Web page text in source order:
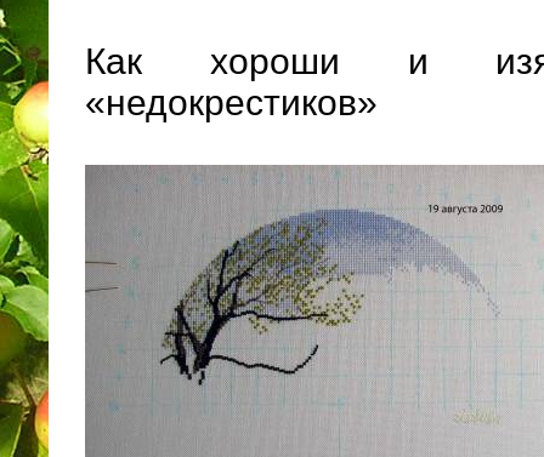
Как хороши и
«недокрестиков»